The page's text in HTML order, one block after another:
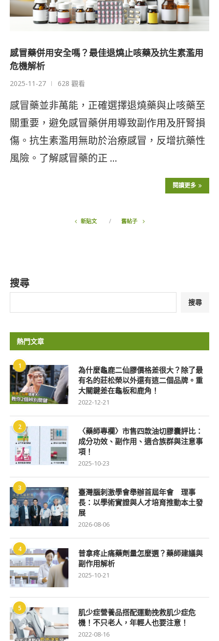
感冒藥併用安全嗎？最佳退燒止咳藥及抗生素濫用
危機解析
2025-11-27 628 觀看
感冒藥並非萬能，正確選擇退燒藥與止咳藥至
關重要，避免感冒藥併用導致副作用及肝腎損
傷。抗生素濫用無助於治療感冒，反增抗藥性
風險。了解感冒藥的正 …
閱讀更多
新貼文 舊帖子
搜尋
搜尋
熱門文章
1
為什麼龜鹿二仙膠價格差很大？除了最
有名的莊松榮以外還有這二個品牌。重
大關鍵差在龜板和鹿角！
2022-12-21
2
〈藥師專欄〉市售四款油切膠囊評比：
成分功效、副作用、適合族群與注意事
項！
2025-10-23
3
臺灣腦刺激學會舉辦首屆年會 理事
長：以學術實證與人才培育推動本土發
展
2026-08-06
4
普拿疼止痛藥劑量怎麼選？藥師建議與
副作用解析
2025-10-21
5
肌少症營養品搭配運動挽救肌少症危
機！不只老人，年輕人也要注意！
2022-08-16